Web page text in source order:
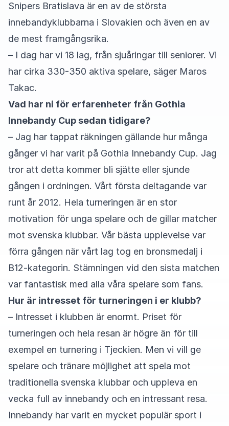
Snipers Bratislava är en av de största
innebandyklubbarna i Slovakien och även en av
de mest framgångsrika.
– I dag har vi 18 lag, från sjuåringar till seniorer. Vi
har cirka 330-350 aktiva spelare, säger Maros
Takac.
Vad har ni för erfarenheter från Gothia
Innebandy Cup sedan tidigare?
– Jag har tappat räkningen gällande hur många
gånger vi har varit på Gothia Innebandy Cup. Jag
tror att detta kommer bli sjätte eller sjunde
gången i ordningen. Vårt första deltagande var
runt år 2012. Hela turneringen är en stor
motivation för unga spelare och de gillar matcher
mot svenska klubbar. Vår bästa upplevelse var
förra gången när vårt lag tog en bronsmedalj i
B12-kategorin. Stämningen vid den sista matchen
var fantastisk med alla våra spelare som fans.
Hur är intresset för turneringen i er klubb?
– Intresset i klubben är enormt. Priset för
turneringen och hela resan är högre än för till
exempel en turnering i Tjeckien. Men vi vill ge
spelare och tränare möjlighet att spela mot
traditionella svenska klubbar och uppleva en
vecka full av innebandy och en intressant resa.
Innebandy har varit en mycket populär sport i